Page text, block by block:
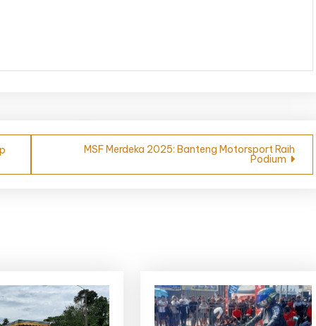
MSF Merdeka 2025: Banteng Motorsport Raih
Podium